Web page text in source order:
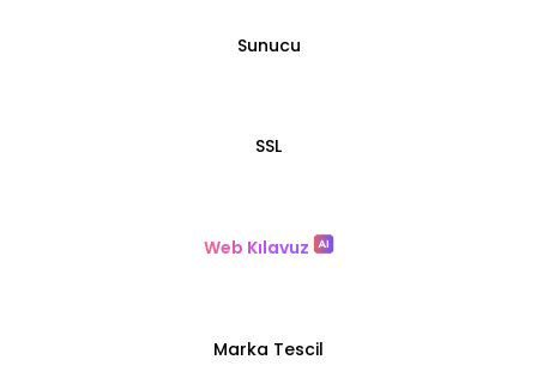
Sunucu
SSL
Web Kılavuz
Marka Tescil